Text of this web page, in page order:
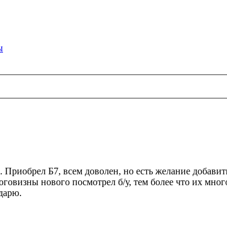
Б7, всем доволен, но есть желание
нового посмотрел б/у, тем более что их